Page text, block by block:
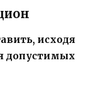
исходя
допустимых